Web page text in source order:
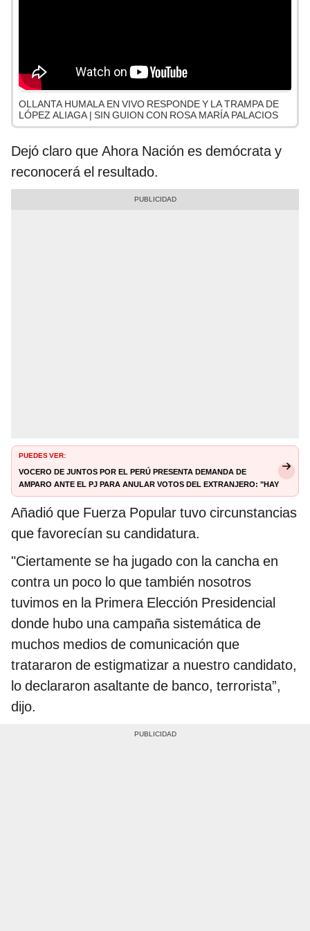
OLLANTA HUMALA EN VIVO RESPONDE Y LA TRAMPA DE
LÓPEZ ALIAGA | SIN GUION CON ROSA MARÍA PALACIOS
Dejó claro que Ahora Nación es demócrata y
reconocerá el resultado.
PUEDES VER:
Vocero de Juntos por el Perú presenta demanda de
amparo ante el PJ para anular votos del extranjero: "Hay
una norma que no debió existir"
Añadió que Fuerza Popular tuvo circunstancias
que favorecían su candidatura.
"Ciertamente se ha jugado con la cancha en
contra un poco lo que también nosotros
tuvimos en la Primera Elección Presidencial
donde hubo una campaña sistemática de
muchos medios de comunicación que
tratararon de estigmatizar a nuestro candidato,
lo declararon asaltante de banco, terrorista”,
dijo.